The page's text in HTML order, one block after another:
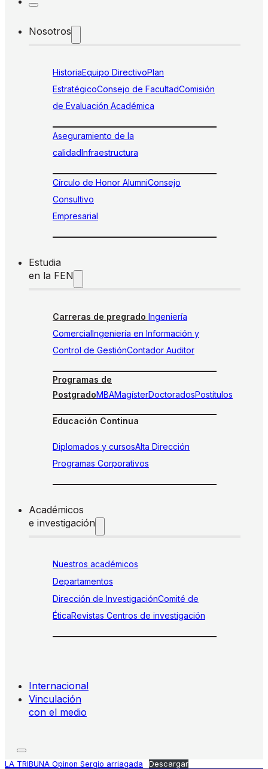
Nosotros
HistoriaEquipo DirectivoPlan
EstratégicoConsejo de FacultadComisión
de Evaluación Académica
Aseguramiento de la
calidadInfraestructura
Círculo de Honor AlumniConsejo
Consultivo
Empresarial
Estudia
en la FEN
Carreras de pregrado Ingeniería
ComercialIngeniería en Información y
Control de GestiónContador Auditor
Programas de
PostgradoMBAMagísterDoctoradosPostítulos
Educación Continua
Diplomados y cursosAlta Dirección
Programas Corporativos
Académicos
e investigación
Nuestros académicos
Departamentos
Dirección de InvestigaciónComité de
ÉticaRevistas Centros de investigación
Internacional
Vinculación
con el medio
LA TRIBUNA Opinon Sergio arriagada Descargar